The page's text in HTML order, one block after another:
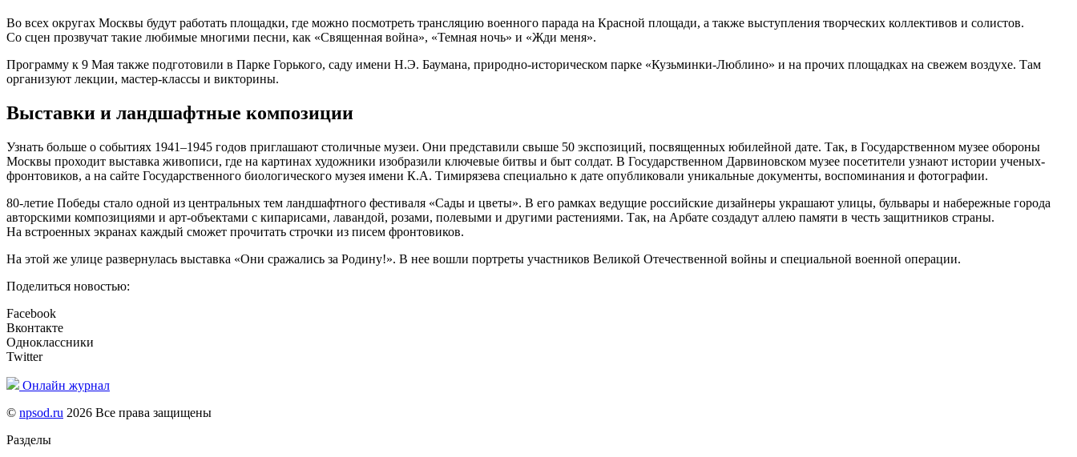
Во всех округах Москвы будут работать площадки, где можно посмотреть трансляцию военного парада на Красной площади, а также выступления творческих коллективов и солистов.
Со сцен прозвучат такие любимые многими песни, как «Священная война», «Темная ночь» и «Жди меня».
Программу к 9 Мая также подготовили в Парке Горького, саду имени Н.Э. Баумана, природно-историческом парке «Кузьминки-Люблино» и на прочих площадках на свежем воздухе. Там
организуют лекции, мастер-классы и викторины.
Выставки и ландшафтные композиции
Узнать больше о событиях 1941–1945 годов приглашают столичные музеи. Они представили свыше 50 экспозиций, посвященных юбилейной дате. Так, в Государственном музее обороны
Москвы проходит выставка живописи, где на картинах художники изобразили ключевые битвы и быт солдат. В Государственном Дарвиновском музее посетители узнают истории ученых-
фронтовиков, а на сайте Государственного биологического музея имени К.А. Тимирязева специально к дате опубликовали уникальные документы, воспоминания и фотографии.
80-летие Победы стало одной из центральных тем ландшафтного фестиваля «Сады и цветы». В его рамках ведущие российские дизайнеры украшают улицы, бульвары и набережные города
авторскими композициями и арт-объектами с кипарисами, лавандой, розами, полевыми и другими растениями. Так, на Арбате создадут аллею памяти в честь защитников страны.
На встроенных экранах каждый сможет прочитать строчки из писем фронтовиков.
На этой же улице развернулась выставка «Они сражались за Родину!». В нее вошли портреты участников Великой Отечественной войны и специальной военной операции.
Поделиться новостью:
Facebook
Вконтакте
Одноклассники
Twitter
Онлайн журнал
© npsod.ru 2026 Все права защищены
Разделы